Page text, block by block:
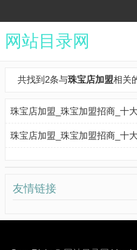
网站目录网
共找到2条与珠宝店加盟相关
友情链接